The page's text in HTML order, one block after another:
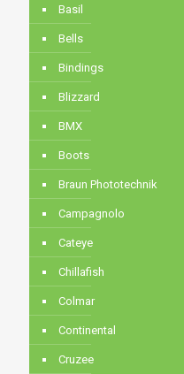
Basil
Bells
Bindings
Blizzard
BMX
Boots
Braun Phototechnik
Campagnolo
Cateye
Chillafish
Colmar
Continental
Cruzee